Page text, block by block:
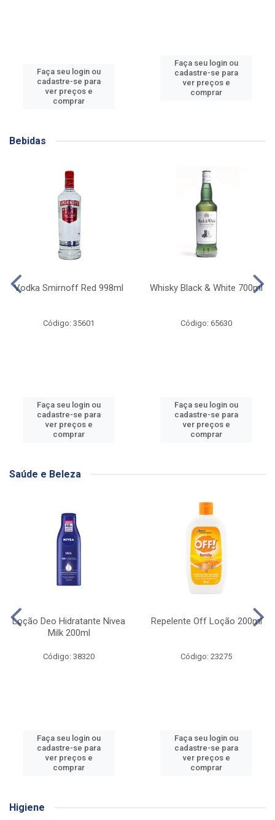
Faça seu login ou
cadastre-se para
ver preços e
comprar
Faça seu login ou
cadastre-se para
ver preços e
comprar
Bebidas
Vodka Smirnoff Red 998ml
Código: 35601
Faça seu login ou
cadastre-se para
ver preços e
comprar
Whisky Black & White 700ml
Código: 65630
Faça seu login ou
cadastre-se para
ver preços e
comprar
Saúde e Beleza
Loção Deo Hidratante Nivea
Milk 200ml
Código: 38320
Faça seu login ou
cadastre-se para
ver preços e
comprar
Repelente Off Loção 200ml
Código: 23275
Faça seu login ou
cadastre-se para
ver preços e
comprar
Higiene